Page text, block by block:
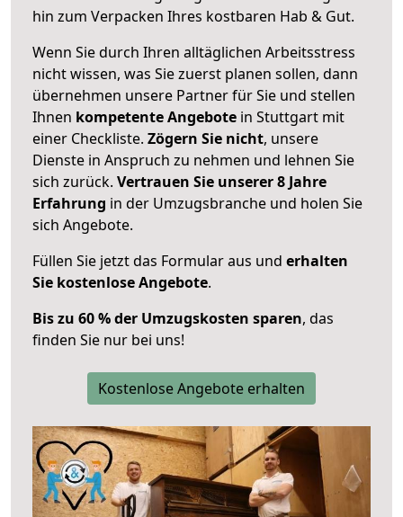
hin zum Verpacken Ihres kostbaren Hab & Gut.
Wenn Sie durch Ihren alltäglichen Arbeitsstress
nicht wissen, was Sie zuerst planen sollen, dann
übernehmen unsere Partner für Sie und stellen
Ihnen kompetente Angebote in Stuttgart mit
einer Checkliste. Zögern Sie nicht, unsere
Dienste in Anspruch zu nehmen und lehnen Sie
sich zurück. Vertrauen Sie unserer 8 Jahre
Erfahrung in der Umzugsbranche und holen Sie
sich Angebote.
Füllen Sie jetzt das Formular aus und erhalten
Sie kostenlose Angebote.
Bis zu 60 % der Umzugskosten sparen, das
finden Sie nur bei uns!
Kostenlose Angebote erhalten